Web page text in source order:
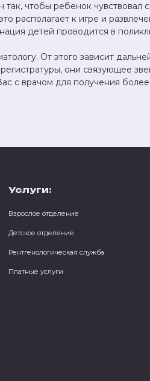
чтобы ребенок
располагает к игре и
детей проводится в
От этого зависит
они связующее
с врачом для получения
Детское отделение
Платные услуги
Рентгенологическая служба
Взрослое отделение
Услуги: